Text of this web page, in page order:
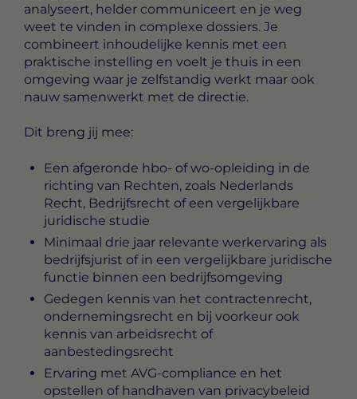
analyseert, helder communiceert en je weg
weet te vinden in complexe dossiers. Je
combineert inhoudelijke kennis met een
praktische instelling en voelt je thuis in een
omgeving waar je zelfstandig werkt maar ook
nauw samenwerkt met de directie.
Dit breng jij mee:
Een afgeronde hbo- of wo-opleiding in de
richting van Rechten, zoals Nederlands
Recht, Bedrijfsrecht of een vergelijkbare
juridische studie
Minimaal drie jaar relevante werkervaring als
bedrijfsjurist of in een vergelijkbare juridische
functie binnen een bedrijfsomgeving
Gedegen kennis van het contractenrecht,
ondernemingsrecht en bij voorkeur ook
kennis van arbeidsrecht of
aanbestedingsrecht
Ervaring met AVG-compliance en het
opstellen of handhaven van privacybeleid